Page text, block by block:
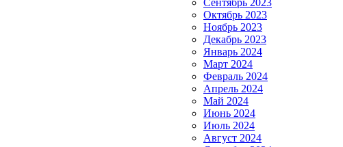
Сентябрь 2023
Октябрь 2023
Ноябрь 2023
Декабрь 2023
Январь 2024
Март 2024
Февраль 2024
Апрель 2024
Май 2024
Июнь 2024
Июль 2024
Август 2024